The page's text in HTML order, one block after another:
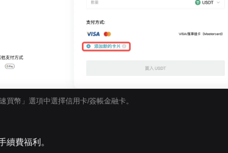
買幣」選項中選擇信用卡/簽帳金融卡。
續費福利。